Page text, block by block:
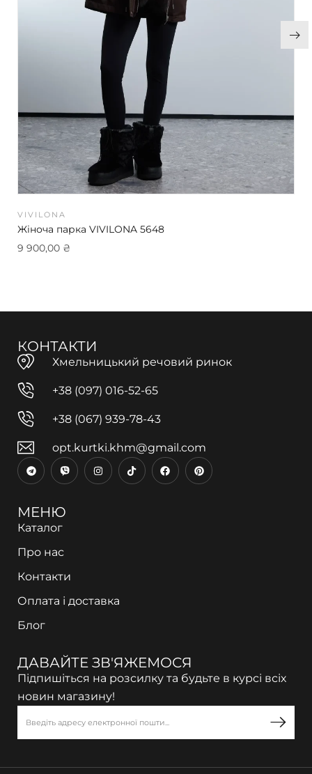
VIVILONA
Жіноча парка VIVILONA 5648
9 900,00 ₴
КОНТАКТИ
Хмельницький речовий ринок
+38 (097) 016-52-65
+38 (067) 939-78-43
opt.kurtki.khm@gmail.com
МЕНЮ
Каталог
Про нас
Контакти
Оплата і доставка
Блог
ДАВАЙТЕ ЗВ'ЯЖЕМОСЯ
Підпишіться на розсилку та будьте в курсі всіх
новин магазину!